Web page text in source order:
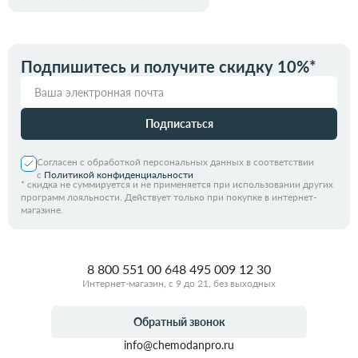
Подпишитесь и получите скидку 10%*
Подписаться
Согласен с обработкой персональных данных в соответствии
с Политикой конфиденциальности
* скидка не суммируется и не применяется при использовании других
программ лояльности. Действует только при покупке в интернет-
магазине.
8 800 551 00 648 495 009 12 30
Интернет-магазин, с 9 до 21, без выходных
Обратный звонок
info@chemodanpro.ru